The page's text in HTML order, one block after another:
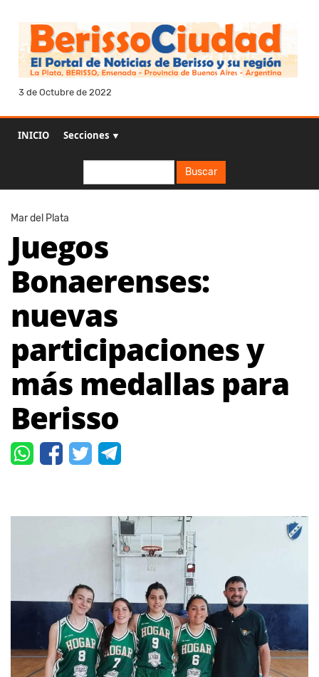
3 de Octubre de 2022
INICIO Secciones ▼
Buscar
Mar del Plata
Juegos
Bonaerenses:
nuevas
participaciones y
más medallas para
Berisso